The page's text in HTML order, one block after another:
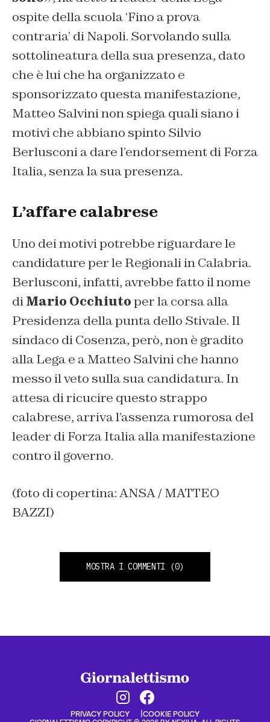
ospite della scuola ‘Fino a prova
contraria’ di Napoli. Sorvolando sulla
sottolineatura della sua presenza, dato
che è lui che ha organizzato e
sponsorizzato questa manifestazione,
Matteo Salvini non spiega quali siano i
motivi che abbiano spinto Silvio
Berlusconi a dare l’endorsement di Forza
Italia, senza la sua presenza.
L’affare calabrese
Uno dei motivi potrebbe riguardare le
candidature per le Regionali in Calabria.
Berlusconi, infatti, avrebbe fatto il nome
diMario Occhiutoper la corsa alla
Presidenza della punta dello Stivale. Il
sindaco di Cosenza, però, non è gradito
alla Lega e a Matteo Salvini che hanno
messo il veto sulla sua candidatura. In
attesa di ricucire questo strappo
calabrese, arriva l’assenza rumorosa del
leader di Forza Italia alla manifestazione
contro il governo.
(foto di copertina: ANSA / MATTEO
BAZZI)
MOSTRA I COMMENTI (0)
PRIVACY POLICY COOKIE POLICY